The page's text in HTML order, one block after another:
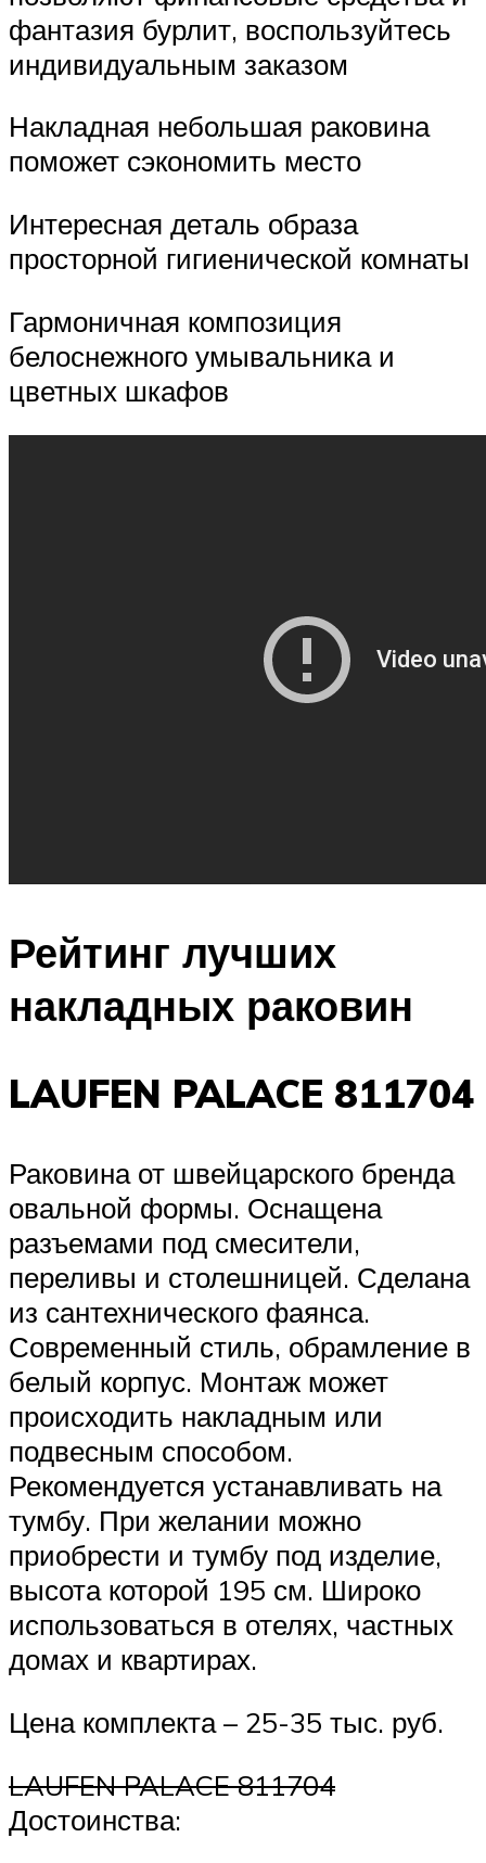
фантазия бурлит, воспользуйтесь
индивидуальным заказом
Накладная небольшая раковина
поможет сэкономить место
Интересная деталь образа
просторной гигиенической комнаты
Гармоничная композиция
белоснежного умывальника и
цветных шкафов
Рейтинг лучших
накладных раковин
LAUFEN PALACE 811704
Раковина от швейцарского бренда
овальной формы. Оснащена
разъемами под смесители,
переливы и столешницей. Сделана
из сантехнического фаянса.
Современный стиль, обрамление в
белый корпус. Монтаж может
происходить накладным или
подвесным способом.
Рекомендуется устанавливать на
тумбу. При желании можно
приобрести и тумбу под изделие,
высота которой 195 см. Широко
использоваться в отелях, частных
домах и квартирах.
Цена комплекта – 25-35 тыс. руб.
LAUFEN PALACE 811704
Достоинства: